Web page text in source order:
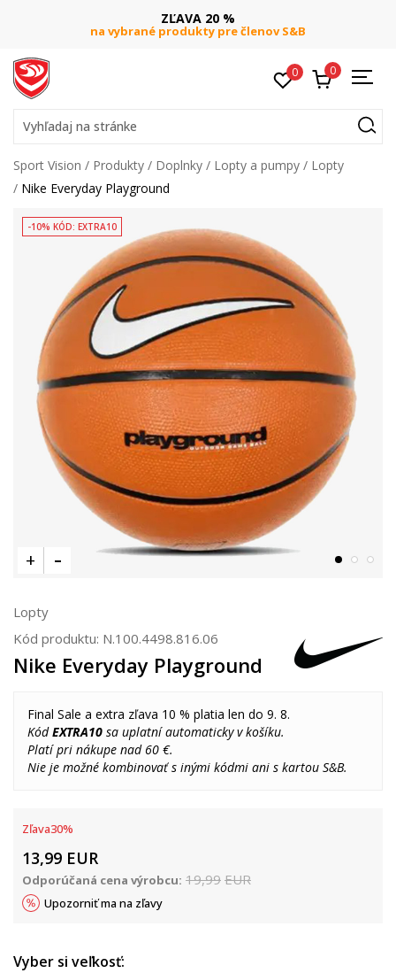
ZĽAVA 20 %
na vybrané produkty pre členov S&B
0 0
Vyhľadaj na stránke
Sport Vision Produkty Doplnky Lopty a pumpy
Lopty
Nike Everyday Playground
-10% KÓD: EXTRA10
Lopty
Kód produktu: N.100.4498.816.06
Nike Everyday Playground
Final Sale a extra zľava 10 % platia len do 9. 8.
KódEXTRA10 sa uplatní automaticky v košíku.
Platí pri nákupe nad 60 €.
Nie je možné kombinovať s inými kódmi ani s kartou S&B.
Zľava30%
13,99 EUR
Odporúčaná cena výrobcu: 19,99 EUR
Upozorniť ma na zľavy
Vyber si veľkosť: